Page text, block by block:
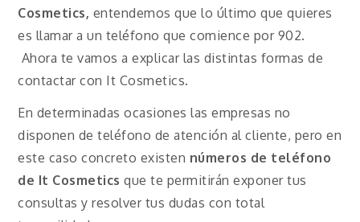
Cosmetics, entendemos que lo último que quieres
es llamar a un teléfono que comience por 902.
Ahora te vamos a explicar las distintas formas de
contactar con It Cosmetics.
En determinadas ocasiones las empresas no
disponen de teléfono de atención al cliente, pero en
este caso concreto existen números de teléfono
de It Cosmeticsque te permitirán exponer tus
consultas y resolver tus dudas con total